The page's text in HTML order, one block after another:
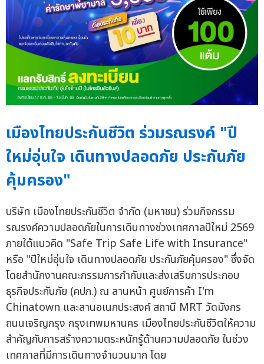
เมืองไทยประกันชีวิต ร่วมรณรงค์ "ปี
ใหม่อุ่นใจ เดินทางปลอดภัย ประกันภัย
คุ้มครอง"
บริษัท เมืองไทยประกันชีวิต จำกัด (มหาชน) ร่วมกิจกรรม
รณรงค์ความปลอดภัยในการเดินทางช่วงเทศกาลปีใหม่ 2569
ภายใต้แนวคิด "Safe Trip Safe Life with Insurance"
หรือ "ปีใหม่อุ่นใจ เดินทางปลอดภัย ประกันภัยคุ้มครอง" ซึ่งจัด
โดยสำนักงานคณะกรรมการกำกับและส่งเสริมการประกอบ
ธุรกิจประกันภัย (คปภ.) ณ ลานหน้า ศูนย์การค้า I'm
Chinatown และลานอเนกประสงค์ สถานี MRT วัดมังกร
ถนนเจริญกรุง กรุงเทพมหานคร เมืองไทยประกันชีวิตให้ความ
สำคัญกับการสร้างความตระหนักรู้ด้านความปลอดภัย ในช่วง
เทศกาลที่มีการเดินทางจำนวนมาก โดย